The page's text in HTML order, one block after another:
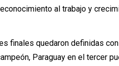
al trabajo y
finales quedaron definidas con
Paraguay en el tercer